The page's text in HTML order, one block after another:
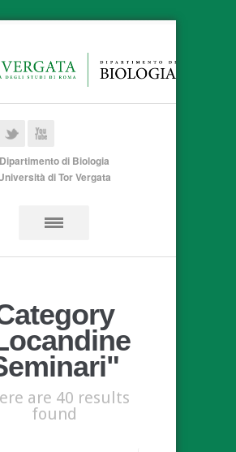
Dipartimento di Biologia
di Tor Vergata
are 40 results
found